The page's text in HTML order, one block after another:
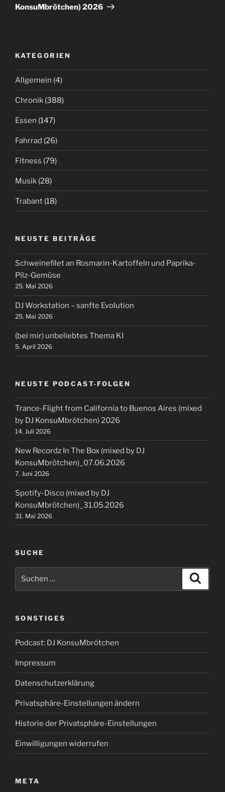
KonsuMbrötchen) 2026
KATEGORIEN
Allgemein (4)
Chronik (388)
Essen (147)
Fahrrad (26)
Fitness (79)
Musik (28)
Trabant (18)
NEUSTE BEITRÄGE
Schweinefilet an Rosmarin-Kartoffeln und Paprika-
Pilz-Gemüse
25. Mai 2026
DJ Workstation – sanfte Evolution
25. Mai 2026
(bei mir) unbeliebtes Thema KI
5. April 2026
NEUSTE PODCAST-FOLGEN
Trance-Flight from California to Buenos Aires (mixed
by DJ KonsuMbrötchen) 2026
14. Juli 2026
New Recordz In The Box (mixed by DJ
KonsuMbrötchen)_07.06.2026
7. Juni 2026
Spotify-Disco (mixed by DJ
KonsuMbrötchen)_31.05.2026
31. Mai 2026
SUCHE
SONSTIGES
Podcast: DJ KonsuMbrötchen
Impressum
Datenschutzerklärung
Privatsphäre-Einstellungen ändern
Historie der Privatsphäre-Einstellungen
Einwilligungen widerrufen
META